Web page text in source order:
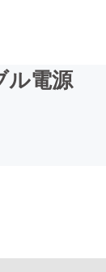
ル電源